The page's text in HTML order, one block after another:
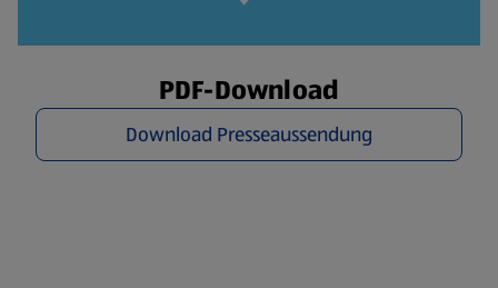
PDF-Download
Download Presseaussendung